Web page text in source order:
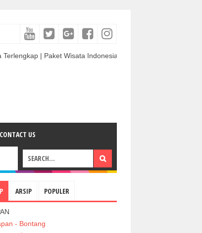
| Paket Wisata Indonesia Terlengkap & Termurah |
CONTACT US
ARSIP POPULER
- Bontang